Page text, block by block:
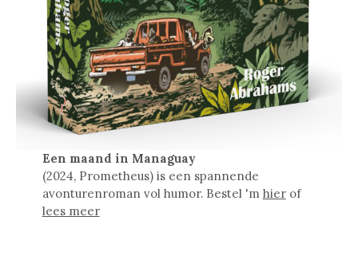
Een maand in Managuay
(2024, Prometheus) is een spannende
avonturenroman vol humor. Bestel 'm hierof
lees meer